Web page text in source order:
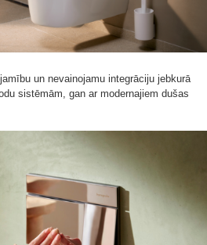
un nevainojamu integrāciju jebkurā
sistēmām, gan ar modernajiem dušas